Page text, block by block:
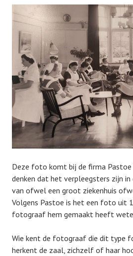
P
o
o
n
1
1
e
2
0
2
0
b
y
Deze foto komt bij de firma Pastoe
denken dat het verpleegsters zijn
van ofwel een groot ziekenhuis
Volgens Pastoe is het een foto uit
fotograaf hem gemaakt heeft
Wie kent de fotograaf die dit type
herkent de zaal, zichzelf of haar